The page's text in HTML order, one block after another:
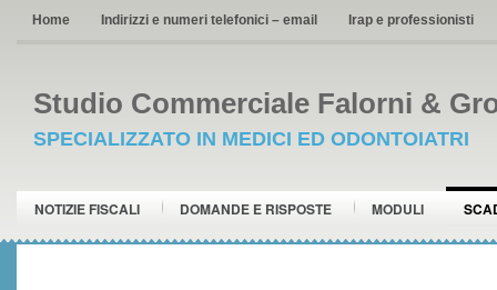
Home Indirizzi e numeri telefonici – email Irap e professionisti
Studio Commerciale Falorni &
SPECIALIZZATO IN MEDICI ED ODONTOIATRI
NOTIZIE FISCALI DOMANDE E RISPOSTE MODULI